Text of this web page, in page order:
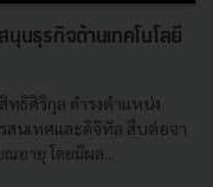
นธุรกิจด้านเทคโนโลยี
ทธิศิริกุล ดำรงตำแหน่ง
สนเทศและดิจิทัล สืบต่อจา
อายุ โดยมีผล...